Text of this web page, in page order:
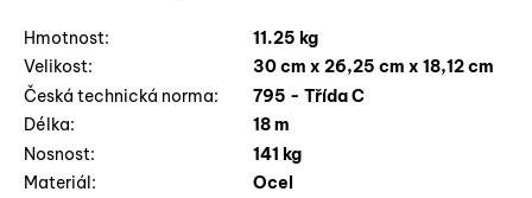
Hmotnost:
11.25 kg
Velikost:
30 cm x 26,25 cm x 18,12 cm
Česká technická norma:
795 - Třída C
Délka:
18 m
Nosnost:
141 kg
Materiál:
Ocel